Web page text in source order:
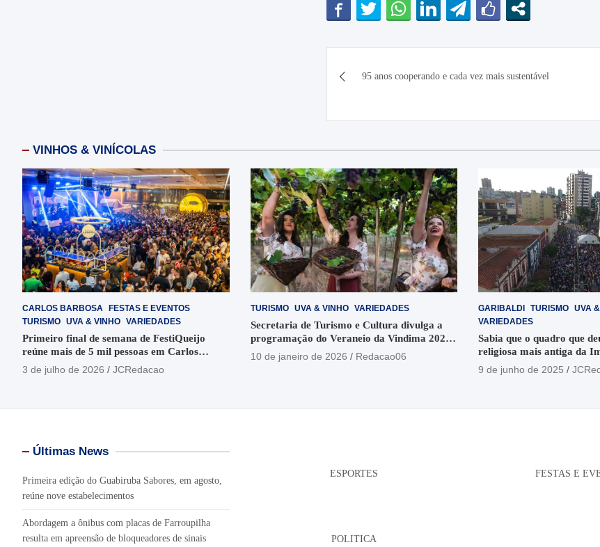
de
Post
95 anos cooperando e cada vez mais sustentável
VINHOS & VINÍCOLAS
CARLOS BARBOSA
FESTAS E EVENTOS
TURISMO UVA & VINHO VARIEDADES
Primeiro final de semana de FestiQueijo
reúne mais de 5 mil pessoas em Carlos
Barbosa
3 de julho de 2026 JCRedacao
TURISMO UVA & VINHO VARIEDADES
Secretaria de Turismo e Cultura divulga a
programação do Veraneio da Vindima 2026
em Garibaldi
10 de janeiro de 2026 Redacao06
GARIBALDI TURISMO UVA
VARIEDADES
Sabia que o quadro que
religiosa mais antiga da
está no Santuário Santo
9 de junho de 2025
Últimas News
Primeira edição do Guabiruba Sabores, em agosto,
reúne nove estabelecimentos
Abordagem a ônibus com placas de Farroupilha
resulta em apreensão de bloqueadores de sinais
ESPORTES
POLITICA
FESTAS E